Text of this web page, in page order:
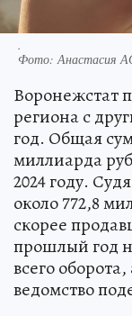
.
Фото:Анастасия
Воронежстат
региона с
год. Общая
миллиарда
2024 году.
около 772,8
скорее
прошлый год
всего
ведомство